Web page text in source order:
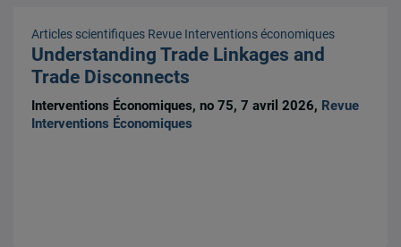
Articles scientifiques Revue Interventions économiques
Understanding Trade Linkages and
Trade Disconnects
Interventions Économiques, no 75, 7 avril 2026, Revue
Interventions Économiques